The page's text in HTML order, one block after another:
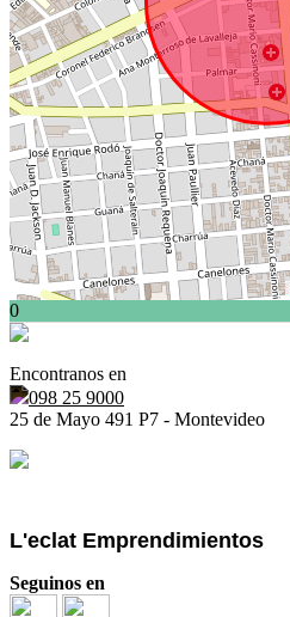
0
Encontranos en
098 25 9000
25 de Mayo 491 P7 - Montevideo
L'eclat Emprendimientos
Seguinos en